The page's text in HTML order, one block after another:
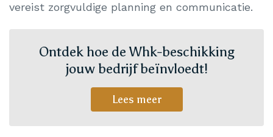
vereist zorgvuldige planning en communicatie.
Ontdek hoe de Whk-beschikking
jouw bedrijf beïnvloedt!
Lees meer